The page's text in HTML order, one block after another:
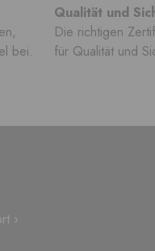
bei.
Qualität und
Die richtigen
für Qualität und
›